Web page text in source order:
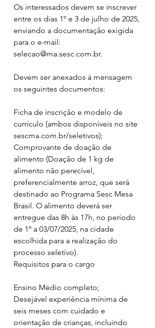
Os interessados devem se inscrever
entre os dias 1º e 3 de julho de 2025,
enviando a documentação exigida
para o e-mail:
selecao@ma.sesc.com.br.
Devem ser anexados à mensagem
os seguintes documentos:
Ficha de inscrição e modelo de
currículo (ambos disponíveis no site
sescma.com.br/seletivos);
Comprovante de doação de
alimento (Doação de 1 kg de
alimento não perecível,
preferencialmente arroz, que será
destinado ao Programa Sesc Mesa
Brasil. O alimento deverá ser
entregue das 8h às 17h, no período
de 1º a 03/07/2025, na cidade
escolhida para a realização do
processo seletivo).
Requisitos para o cargo
Ensino Médio completo;
Desejável experiência mínima de
seis meses com cuidado e
orientação de crianças, incluindo